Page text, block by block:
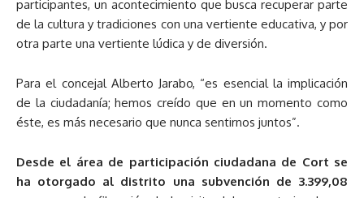
participantes, un acontecimiento que busca recuperar parte
de la cultura y tradiciones con una vertiente educativa, y por
otra parte una vertiente lúdica y de diversión.
Para el concejal Alberto Jarabo, “es esencial la implicación
de la ciudadanía; hemos creído que en un momento como
éste, es más necesario que nunca sentirnos juntos”.
Desde el área de participación ciudadana de Cort se
ha otorgado al distrito una subvención de 3.399,08